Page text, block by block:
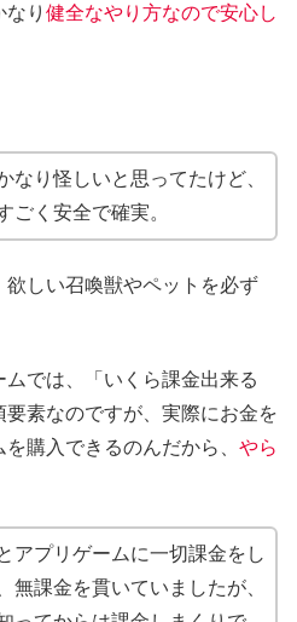
り 健全なやり方なので安心し
なり怪しいと思ってたけど、
ごく安全で確実。
しい召喚獣やペットを必ず
ムでは、「いくら課金出来る
素なのですが、実際にお金を
購入できるのんだから、 やら
アプリゲームに一切課金をし
無課金を貫いていましたが、